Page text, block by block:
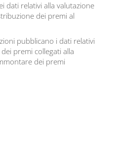
dati relativi alla valutazione
dei premi al
pubblicano i dati relativi
premi collegati alla
dei premi